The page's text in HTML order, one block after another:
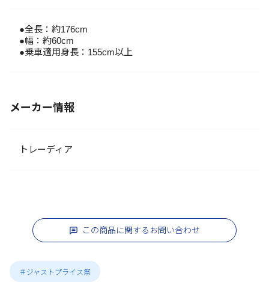
●全長：約176cm
●幅：約60cm
●乗車適用身長：155cm以上
メーカー情報
トレーディア
この商品に関するお問い合わせ
＃ジャストプライス祭